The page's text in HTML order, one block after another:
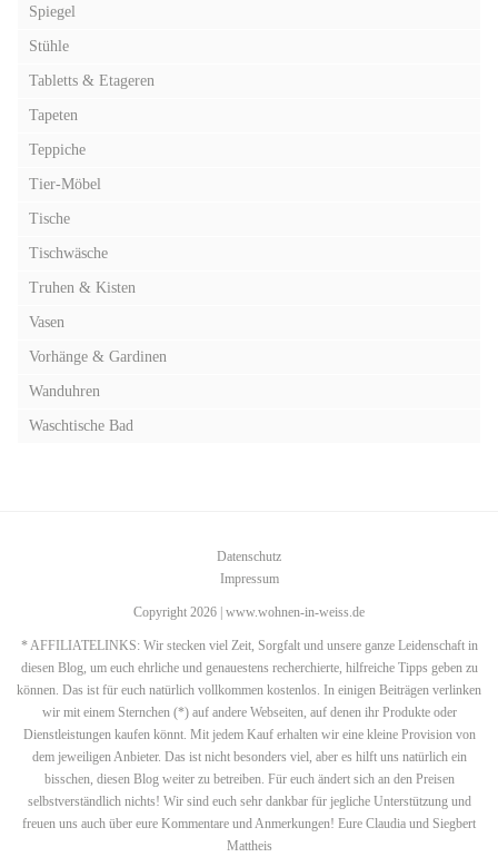
Spiegel
Stühle
Tabletts & Etageren
Tapeten
Teppiche
Tier-Möbel
Tische
Tischwäsche
Truhen & Kisten
Vasen
Vorhänge & Gardinen
Wanduhren
Waschtische Bad
Datenschutz
Impressum
Copyright 2026 | www.wohnen-in-weiss.de
* AFFILIATELINKS: Wir stecken viel Zeit, Sorgfalt und unsere ganze Leidenschaft in
diesen Blog, um euch ehrliche und genauestens recherchierte, hilfreiche Tipps geben zu
können. Das ist für euch natürlich vollkommen kostenlos. In einigen Beiträgen verlinken
wir mit einem Sternchen (*) auf andere Webseiten, auf denen ihr Produkte oder
Dienstleistungen kaufen könnt. Mit jedem Kauf erhalten wir eine kleine Provision von
dem jeweiligen Anbieter. Das ist nicht besonders viel, aber es hilft uns natürlich ein
bisschen, diesen Blog weiter zu betreiben. Für euch ändert sich an den Preisen
selbstverständlich nichts! Wir sind euch sehr dankbar für jegliche Unterstützung und
freuen uns auch über eure Kommentare und Anmerkungen! Eure Claudia und Siegbert
Mattheis